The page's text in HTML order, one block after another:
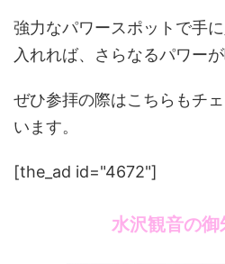
強力なパワースポットで手
入れれば、さらなるパワー
ぜひ参拝の際はこちらもチ
います。
[the_ad id="4672"]
水沢観音の御